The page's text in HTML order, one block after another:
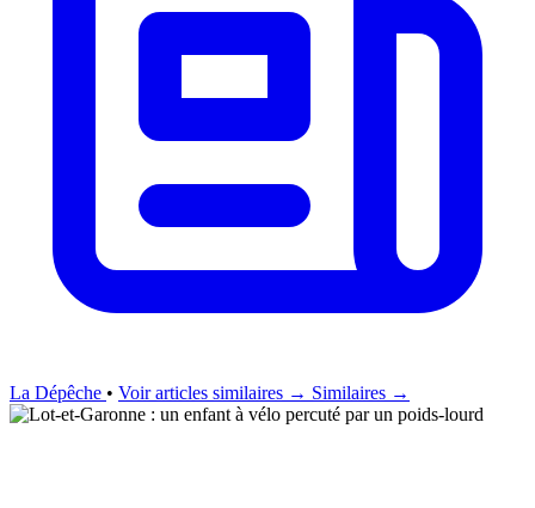
La Dépêche • Voir articles similaires → Similaires →